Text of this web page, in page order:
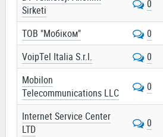
Sirketi
0
ТОВ "Мобіком"
0
VoipTel Italia S.r.l.
0
Mobilon
Telecommunications LLC
0
Internet Service Center
LTD
0